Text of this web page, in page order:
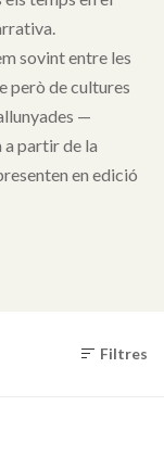
sovint entre les
però de cultures
—
partir de la
en edició
Filtres